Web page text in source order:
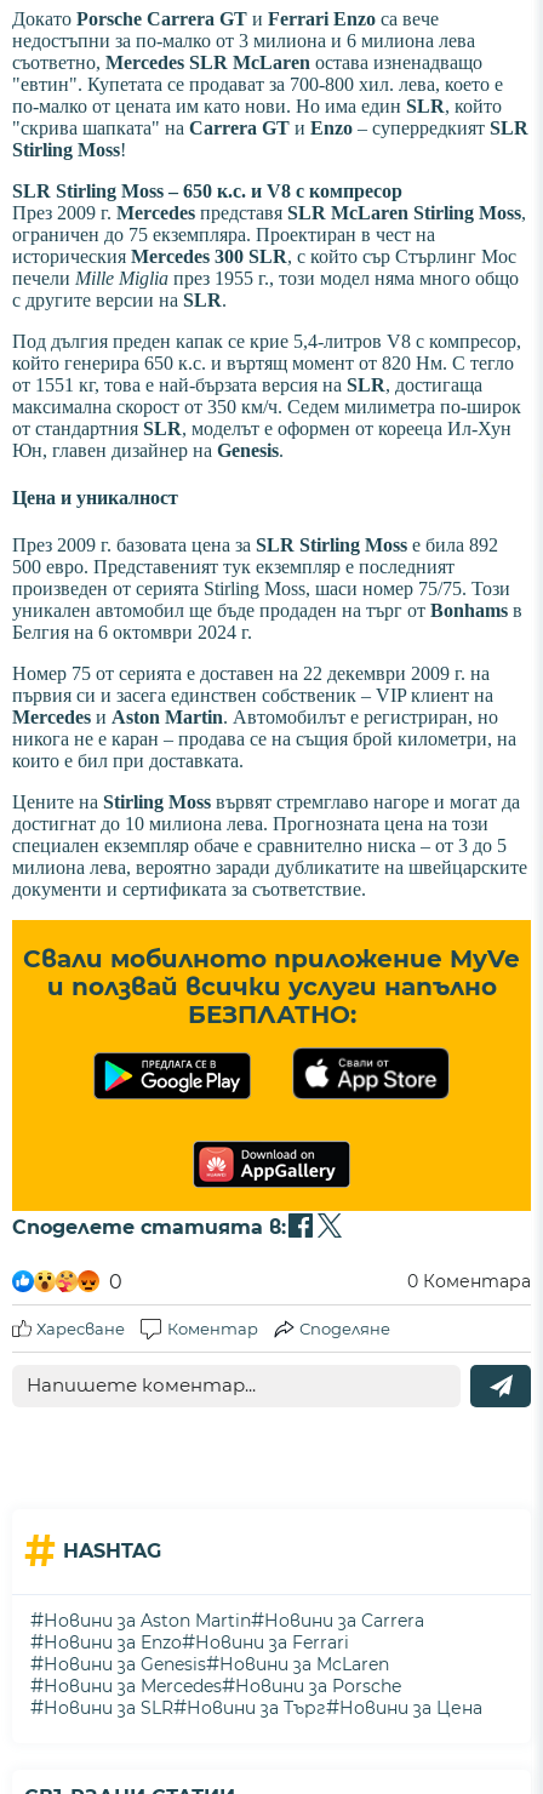
Докато Porsche Carrera GT и Ferrari Enzo са вече
недостъпни за по-малко от 3 милиона и 6 милиона лева
съответно, Mercedes SLR McLaren остава изненадващо
"евтин". Купетата се продават за 700-800 хил. лева, което е
по-малко от цената им като нови. Но има един SLR, който
"скрива шапката" на Carrera GT и Enzo – суперредкият SLR
Stirling Moss!
SLR Stirling Moss – 650 к.с. и V8 с компресор
През 2009 г. Mercedes представя SLR McLaren Stirling Moss,
ограничен до 75 екземпляра. Проектиран в чест на
историческия Mercedes 300 SLR, с който сър Стърлинг Мос
печели Mille Miglia през 1955 г., този модел няма много общо
с другите версии на SLR.
Под дългия преден капак се крие 5,4-литров V8 с компресор,
който генерира 650 к.с. и въртящ момент от 820 Нм. С тегло
от 1551 кг, това е най-бързата версия на SLR, достигаща
максимална скорост от 350 км/ч. Седем милиметра по-широк
от стандартния SLR, моделът е оформен от корееца Ил-Хун
Юн, главен дизайнер на Genesis.
Цена и уникалност
През 2009 г. базовата цена за SLR Stirling Moss е била 892
500 евро. Представеният тук екземпляр е последният
произведен от серията Stirling Moss, шаси номер 75/75. Този
уникален автомобил ще бъде продаден на търг от Bonhams в
Белгия на 6 октомври 2024 г.
Номер 75 от серията е доставен на 22 декември 2009 г. на
първия си и засега единствен собственик – VIP клиент на
Mercedes и Aston Martin. Автомобилът е регистриран, но
никога не е каран – продава се на същия брой километри, на
които е бил при доставката.
Цените на Stirling Moss вървят стремглаво нагоре и могат да
достигнат до 10 милиона лева. Прогнозната цена на този
специален екземпляр обаче е сравнително ниска – от 3 до 5
милиона лева, вероятно заради дубликатите на швейцарските
документи и сертификата за съответствие.
Свали мобилното приложение MyVe
и ползвай всички услуги напълно
БЕЗПЛАТНО:
Споделете статията в:
0 0 Коментара
Харесване Коментар Споделяне
# HASHTAG
#Новини за Aston Martin#Новини за Carrera
#Новини за Enzo#Новини за Ferrari
#Новини за Genesis#Новини за McLaren
#Новини за Mercedes#Новини за Porsche
#Новини за SLR#Новини за Търг#Новини за Цена